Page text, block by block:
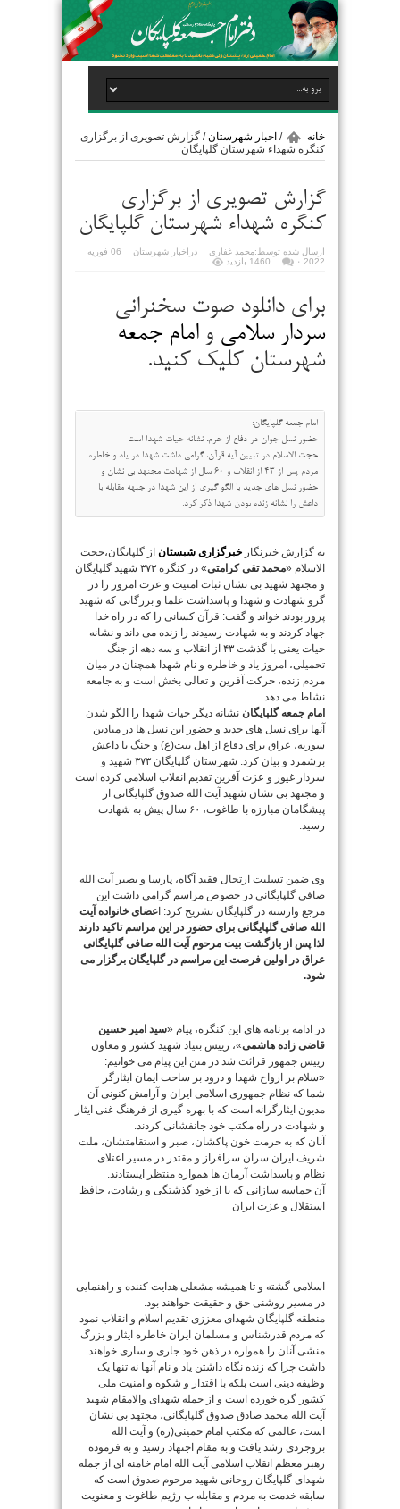
خانه / اخبار شهرستان/ گزارش تصویری از برگزاری
کنگره شهداء شهرستان گلپایگان
گزارش تصویری از برگزاری
کنگره شهداء شهرستان گلپایگان
ارسال شده توسط:محمد غفاری در اخبار شهرستان
06 فوریه
2022 ۰ 1460 بازدید
برای دانلود صوت سخنرانی
سردار سلامی و امام جمعه
شهرستان کلیک کنید.
امام جمعه گلپایگان:
حضور نسل جوان در دفاع از حرم، نشانه حیات شهدا است
حجت الاسلام در تبیین آیه قرآن، گرامی داشت شهدا در یاد و خاطره
مردم پس از ۴۳ از انقلاب و ۶۰ سال از شهادت مجنهد بی نشان و
حضور نسل های جدید با الگو گیری از این شهدا در جبهه مقابله با
داعش را نشانه زنده بودن شهدا ذکر کرد.
به گزارش خبرنگار خبرگزاری شبستان از گلپایگان،حجت
الاسلام «محمد تقی کرامتی
» در کنگره ۳۷۳ شهید گلپایگان
و مجتهد شهید بی نشان ثبات امنیت و عزت امروز را در
گرو شهادت و شهدا و پاسداشت علما و بزرگانی که شهید
پرور بودند خواند و گفت: قرآن کسانی را که در راه خدا
جهاد کردند و به شهادت رسیدند را زنده می داند و نشانه
حیات یعنی با گذشت ۴۳ از انقلاب و سه دهه از جنگ
تحمیلی، امروز یاد و خاطره و نام شهدا همچنان در میان
مردم زنده، حرکت آفرین و تعالی بخش است و به جامعه
نشاط می دهد.
امام جمعه گلپایگان نشانه دیگر حیات شهدا را الگو شدن
آنها برای نسل های جدید و حضور این نسل ها در میادین
سوریه، عراق برای دفاع از اهل بیت(ع) و جنگ با داعش
برشمرد و بیان کرد: شهرستان گلپایگان ۳۷۳ شهید و
سردار غیور و عزت آفرین تقدیم انقلاب اسلامی کرده است
و مجتهد بی نشان شهید آیت الله صدوق گلپایگانی از
پیشگامان مبارزه با طاغوت، ۶۰ سال پیش به شهادت
رسید.
وی ضمن تسلیت ارتحال فقید آگاه، پارسا و بصیر آیت الله
صافی گلپایگانی در خصوص مراسم گرامی داشت این
مرجع وارسته در گلپایگان تشریح کرد: اعضای خانواده آیت
الله صافی گلپایگانی برای حضور در این مراسم تاکید دارند
لذا پس از بازگشت بیت مرحوم آیت الله صافی گلپایگانی
عراق در اولین فرصت این مراسم در گلپایگان برگزار می
شود.
در ادامه برنامه های این کنگره، پیام «سید امیر حسین
قاضی زاده هاشمی»، رییس بنیاد شهید کشور و معاون
رییس جمهور قرائت شد در متن این پیام می خوانیم:
«سلام بر ارواح شهدا و درود بر ساحت ایمان ایثارگر
شما که نظام جمهوری اسلامی ایران و آرامش کنونی آن
مدیون ایثارگرانه است که با بهره گیری از فرهنگ غنی ایثار
و شهادت در راه مکتب خود جانفشانی کردند.
آنان که به حرمت خون پاکشان، صبر و استقامتشان، ملت
شریف ایران سران سرافراز و مقتدر در مسیر اعتلای
نظام و پاسداشت آرمان ها همواره منتظر ایستادند.
آن حماسه سازانی که با از خود گذشتگی و رشادت، حافظ
استقلال و عزت ایران
اسلامی گشته و تا همیشه مشعلی هدایت کننده و راهنمایی
در مسیر روشنی حق و حقیقت خواهند بود.
منطقه گلپایگان شهدای معززی تقدیم اسلام و انقلاب نمود
که مردم قدرشناس و مسلمان ایران خاطره ایثار و بزرگ
منشی آنان را همواره در ذهن خود جاری و ساری خواهند
داشت چرا که زنده نگاه داشتن یاد و نام آنها نه تنها یک
وظیفه دینی است بلکه با اقتدار و شکوه و امنیت ملی
کشور گره خورده است و از جمله شهدای والامقام شهید
آیت الله محمد صادق صدوق گلپایگانی، مجتهد بی نشان
است، عالمی که مکتب امام خمینی(ره) و آیت الله
بروجردی رشد یافت و به مقام اجتهاد رسید و به فرموده
رهبر معظم انقلاب اسلامی آیت الله امام خامنه ای از جمله
شهدای گلپایگان روحانی شهید مرحوم صدوق است که
سابقه خدمت به مردم و مقابله ب رژیم طاغوت و معنویت